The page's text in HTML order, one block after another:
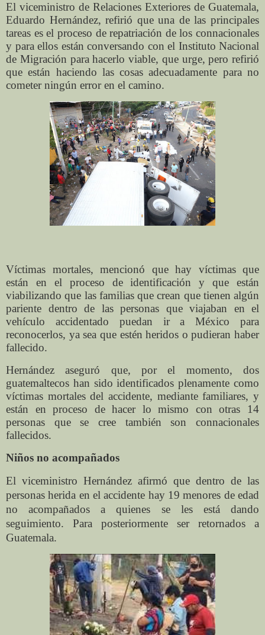
El viceministro de Relaciones Exteriores de Guatemala,
Eduardo Hernández, refirió que una de las principales
tareas es el proceso de repatriación de los connacionales
y para ellos están conversando con el Instituto Nacional
de Migración para hacerlo viable, que urge, pero refirió
que están haciendo las cosas adecuadamente para no
cometer ningún error en el camino.
Víctimas mortales, mencionó que hay víctimas que
están en el proceso de identificación y que están
viabilizando que las familias que crean que tienen algún
pariente dentro de las personas que viajaban en el
vehículo accidentado puedan ir a México para
reconocerlos, ya sea que estén heridos o pudieran haber
fallecido.
Hernández aseguró que, por el momento, dos
guatemaltecos han sido identificados plenamente como
víctimas mortales del accidente, mediante familiares, y
están en proceso de hacer lo mismo con otras 14
personas que se cree también son connacionales
fallecidos.
Niños no acompañados
El viceministro Hernández afirmó que dentro de las
personas herida en el accidente hay 19 menores de edad
no acompañados a quienes se les está dando
seguimiento. Para posteriormente ser retornados a
Guatemala.